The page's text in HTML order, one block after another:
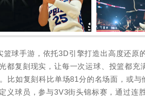
球手游，依托3D引擎打造出高度还原
都复刻现实，让每一次运球、投篮都充
比如复刻科比单场81分的名场面，或
义球员，参与3V3街头锦标赛，通过连